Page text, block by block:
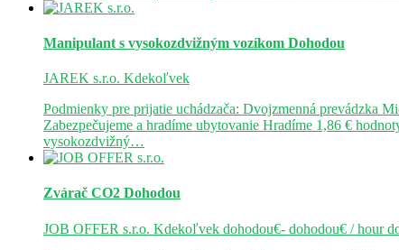
Manipulant s vysokozdvižným vozíkom Dohodou
JAREK s.r.o. Kdekoľvek
Podmienky pre prijatie uchádzača: Dvojzmenná prevádzka
Zabezpečujeme a hradíme ubytovanie Hradíme 1,86 €
vysokozdvižný…
Zvárač CO2 Dohodou
JOB OFFER s.r.o. Kdekoľvek dohodou€- dohodou€ / hour